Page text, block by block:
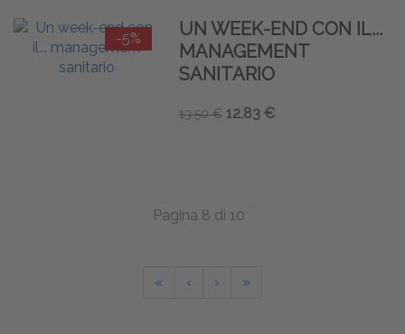
-5%
UN WEEK-END CON IL...
MANAGEMENT
SANITARIO
13,50 € 12,83 €
Pagina 8 di 10
« ‹ › »